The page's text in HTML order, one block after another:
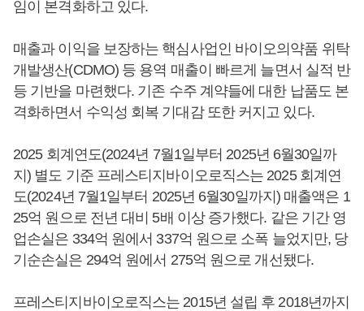
임이 본격화하고 있다.
매출과 이익을 보장하는 핵심사업인 바이오의약품 위탁
개발생산(CDMO) 등 용역 매출이 빠르게 늘면서 실적 반
등 기반을 마련했다. 기존 수주 계약들에 대한 납품도 본
격화하면서 수익성 회복 기대감 또한 커지고 있다.
2025 회계연도(2024년 7월1일부터 2025년 6월30일까
지) 별도 기준 프레스티지바이오로직스는 2025 회계연
도(2024년 7월1일부터 2025년 6월30일까지) 매출액은 1
25억 원으로 전년 대비 5배 이상 증가했다. 같은 기간 영
업손실은 334억 원에서 337억 원으로 소폭 늘었지만, 당
기순손실은 294억 원에서 275억 원으로 개선됐다.
프레스티지바이오로직스는 2015년 설립 후 2018년까지